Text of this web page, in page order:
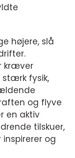
højere, slå
kræver
fysik,
og flyve
en aktiv
tilskuer,
og